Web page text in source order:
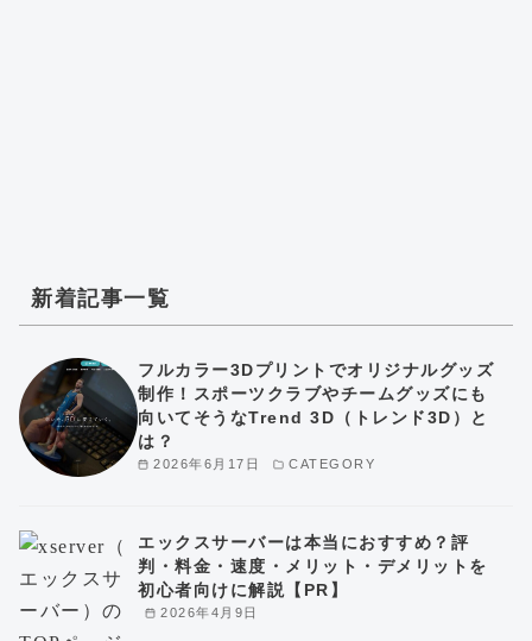
新着記事一覧
2026年6月17日 CATEGORY
フルカラー3Dプリントでオリジナルグッズ
制作！スポーツクラブやチームグッズにも
向いてそうなTrend 3D（トレンド3D）と
は？
2026年4月9日
エックスサーバーは本当におすすめ？評
判・料金・速度・メリット・デメリットを
初心者向けに解説【PR】